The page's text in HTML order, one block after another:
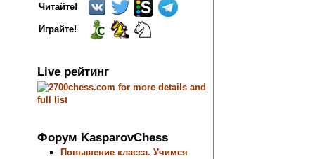
Читайте!
Играйте!
Live рейтинг
Форум KasparovChess
Повышение класса. Учимся